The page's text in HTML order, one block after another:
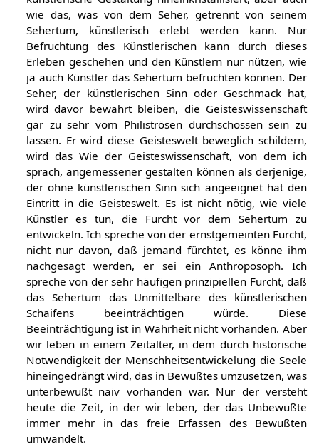
wie das, was von dem Seher, getrennt von seinem
Sehertum, künstlerisch erlebt werden kann. Nur
Befruchtung des Künstlerischen kann durch dieses
Erleben geschehen und den Künstlern nur nützen, wie
ja auch Künstler das Sehertum befruchten können. Der
Seher, der künstlerischen Sinn oder Geschmack hat,
wird davor bewahrt bleiben, die Geisteswissenschaft
gar zu sehr vom Philiströsen durchschossen sein zu
lassen. Er wird diese Geisteswelt beweglich schildern,
wird das Wie der Geisteswissenschaft, von dem ich
sprach, angemessener gestalten können als derjenige,
der ohne künstlerischen Sinn sich angeeignet hat den
Eintritt in die Geisteswelt. Es ist nicht nötig, wie viele
Künstler es tun, die Furcht vor dem Sehertum zu
entwickeln. Ich spreche von der ernstgemeinten Furcht,
nicht nur davon, daß jemand fürchtet, es könne ihm
nachgesagt werden, er sei ein Anthroposoph. Ich
spreche von der sehr häufigen prinzipiellen Furcht, daß
das Sehertum das Unmittelbare des künstlerischen
Schaifens beeinträchtigen würde. Diese
Beeinträchtigung ist in Wahrheit nicht vorhanden. Aber
wir leben in einem Zeitalter, in dem durch historische
Notwendigkeit der Menschheitsentwickelung die Seele
hineingedrängt wird, das in Bewußtes umzusetzen, was
unterbewußt naiv vorhanden war. Nur der versteht
heute die Zeit, in der wir leben, der das Unbewußte
immer mehr in das freie Erfassen des Bewußten
umwandelt.